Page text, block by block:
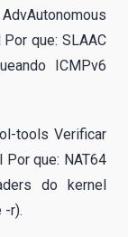
que: SLAAC
ICMPv6
tools Verificar
que: NAT64
do kernel
-r).